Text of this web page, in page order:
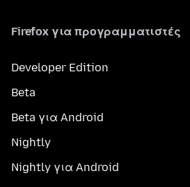
Firefox για προγραμματιστές
Developer Edition
Beta
Beta για Android
Nightly
Nightly για Android